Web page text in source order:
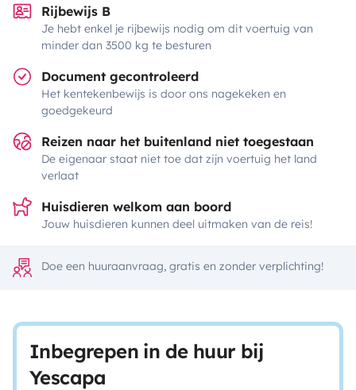
Rijbewijs B
Je hebt enkel je rijbewijs nodig om dit voertuig van
minder dan 3500 kg te besturen
Document gecontroleerd
Het kentekenbewijs is door ons nagekeken en
goedgekeurd
Reizen naar het buitenland niet toegestaan
De eigenaar staat niet toe dat zijn voertuig het land
verlaat
Huisdieren welkom aan boord
Jouw huisdieren kunnen deel uitmaken van de reis!
Doe een huuraanvraag, gratis en zonder verplichting!
Inbegrepen in de huur bij
Yescapa